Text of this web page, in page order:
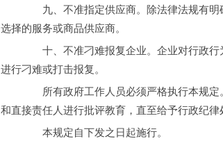
九、不准指定供应商。除法律法规有明
选择的服务或商品供应商。
十、不准刁难报复企业。企业对行政行
进行刁难或打击报复。
所有政府工作人员必须严格执行本规定
和直接责任人进行批评教育，直至给予行政纪律
本规定自下发之日起施行。